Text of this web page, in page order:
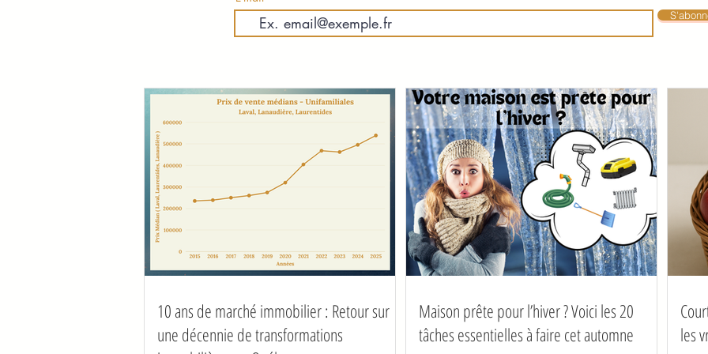
10 ans de marché immobilier : Retour sur
une décennie de transformations
Maison prête pour l’hiver ? Voici les 20
tâches essentielles à faire cet automne
les